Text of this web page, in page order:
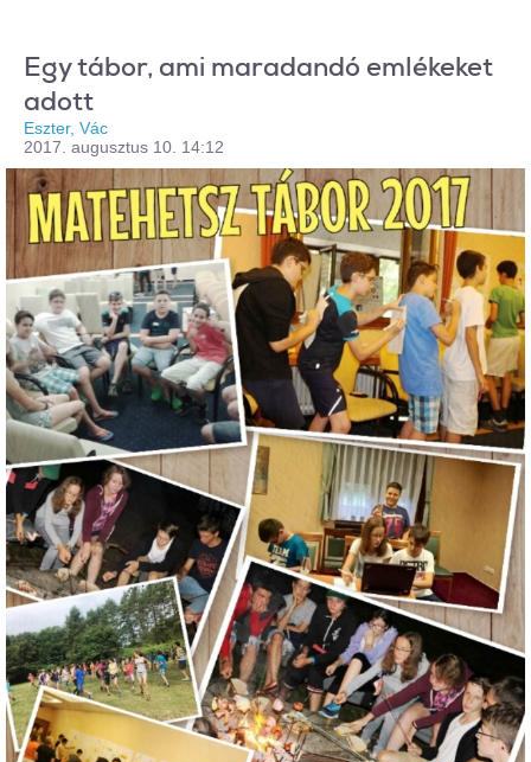
Egy tábor, ami maradandó emlékeket
adott
Eszter, Vác
2017. augusztus 10. 14:12